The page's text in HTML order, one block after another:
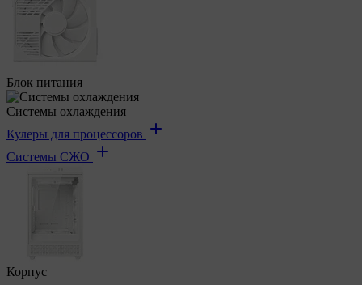
Блок питания
Системы охлаждения
Кулеры для процессоров
Системы СЖО
Корпус